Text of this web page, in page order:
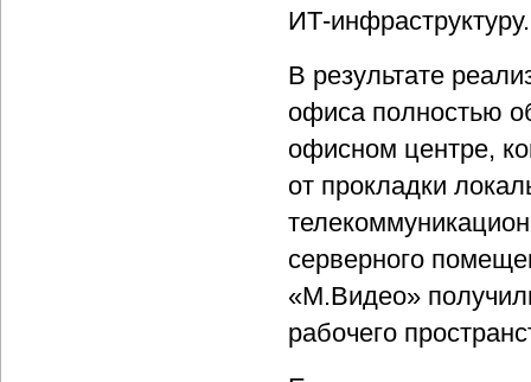
ИТ-инфраструктуру.
В результате
офиса полностью
офисном центре,
от прокладки
серверного
«М.Видео»
рабочего